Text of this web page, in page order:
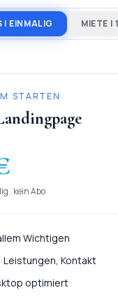
| EINMALIG MIETE |
STARTEN
. kein Abo
Wichtigen
Leistungen, Kontakt
optimiert